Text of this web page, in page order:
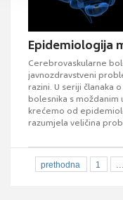
Epidemiologija
Cerebrovaskularne
javnozdravstveni
razini. U seriji članaka
bolesnika s moždanim
krećemo od
razumjela veličina
prethodna 1 ...